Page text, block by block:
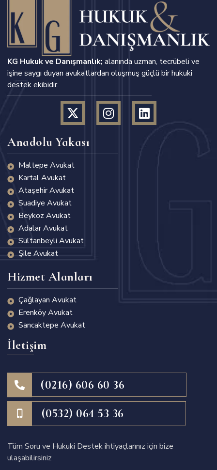
KG Hukuk ve Danışmanlık; alanında uzman, tecrübeli ve
işine saygı duyan avukatlardan oluşmuş güçlü bir hukuki
destek ekibidir.
Anadolu Yakası
Maltepe Avukat
Kartal Avukat
Ataşehir Avukat
Suadiye Avukat
Beykoz Avukat
Adalar Avukat
Sultanbeyli Avukat
Şile Avukat
Hizmet Alanları
Çağlayan Avukat
Erenköy Avukat
Sancaktepe Avukat
İletişim
(0216) 606 60 36
(0532) 064 53 36
Tüm Soru ve Hukuki Destek ihtiyaçlarınız için bize
ulaşabilirsiniz